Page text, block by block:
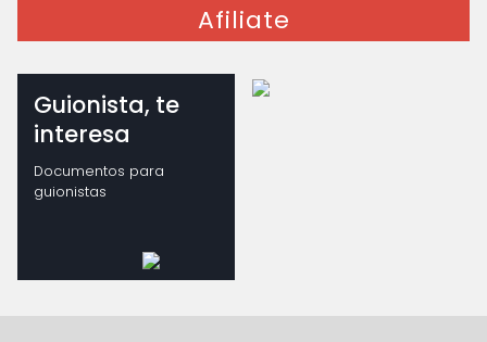
Afiliate
Guionista, te
interesa
Documentos para
guionistas